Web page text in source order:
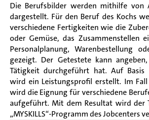
Die Berufsbilder werden mithilfe von
dargestellt. Für den Beruf des Kochs
verschiedene Fertigkeiten wie die
oder Gemüse, das Zusammenstellen
Personalplanung, Warenbestellung
gezeigt. Der Getestete kann
Tätigkeit durchgeführt hat. Auf Basis
wird ein Leistungsprofil erstellt. Im Fall
wird die Eignung für verschiedene
aufgeführt. Mit dem Resultat wird der
„MYSKILLS“-Programm des Jobcenters